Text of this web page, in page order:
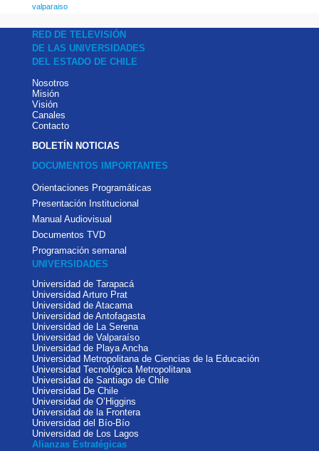
valparaiso
RED DE TELEVISIÓN
DE LAS UNIVERSIDADES
DEL ESTADO DE CHILE
Nosotros
Misión
Visión
Canales
Contacto
BOLETÍN NOTICIAS
DOCUMENTOS IMPORTANTES
Orientaciones Programáticas
Presentación Institucional
Manual Audiovisual
Documentos TVD
Programación semanal
UNIVERSIDADES
Universidad de Tarapacá
Universidad Arturo Prat
Universidad de Atacama
Universidad de Antofagasta
Universidad de La Serena
Universidad de Valparaíso
Universidad de Playa Ancha
Universidad Metropolitana de Ciencias de la Educación
Universidad Tecnológica Metropolitana
Universidad de Santiago de Chile
Universidad De Chile
Universidad de O’Higgins
Universidad de la Frontera
Universidad del Bío-Bío
Universidad de Los Lagos
Alianzas Estratégicas